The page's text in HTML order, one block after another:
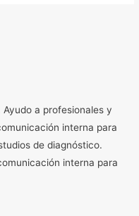
a profesionales y
interna para
de diagnóstico.
interna para